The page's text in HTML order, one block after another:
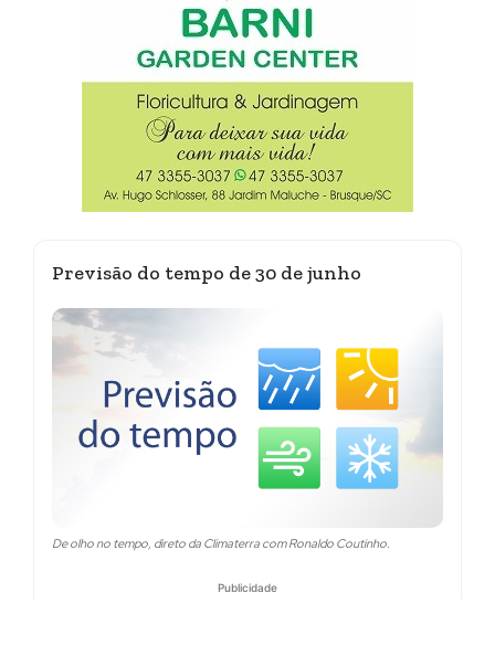
Previsão do tempo de 30 de junho
De olho no tempo, direto da Climaterra com Ronaldo Coutinho.
Publicidade